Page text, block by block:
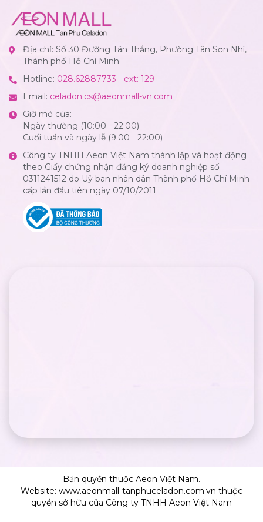
Địa chỉ: Số 30 Đường Tân Thắng, Phường Tân Sơn Nhì,
Thành phố Hồ Chí Minh
Hotline: 028.62887733 - ext: 129
Email: celadon.cs@aeonmall-vn.com
Giờ mở cửa:
Ngày thường (10:00 - 22:00)
Cuối tuần và ngày lễ (9:00 - 22:00)
Công ty TNHH Aeon Việt Nam thành lập và hoạt động
theo Giấy chứng nhận đăng ký doanh nghiệp số
0311241512 do Uỷ ban nhân dân Thành phố Hồ Chí Minh
cấp lần đầu tiên ngày 07/10/2011
Bản quyền thuộc Aeon Việt Nam.
Website: www.aeonmall-tanphuceladon.com.vn thuộc
quyền sở hữu của Công ty TNHH Aeon Việt Nam